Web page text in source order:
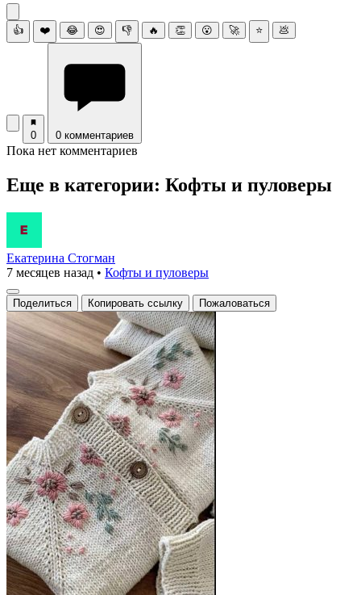
👍 ❤️ 😂 😍 👎 🔥 👏 😮 🚀 ⭐ 💩
0 0 комментариев
Пока нет комментариев
Еще в категории: Кофты и пуловеры
Екатерина Стогман
7 месяцев назад • Кофты и пуловеры
Поделиться Копировать ссылку Пожаловаться